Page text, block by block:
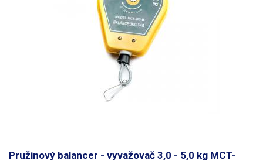
Pružinový balancer - vyvažovač 3,0 - 5,0 kg MCT-